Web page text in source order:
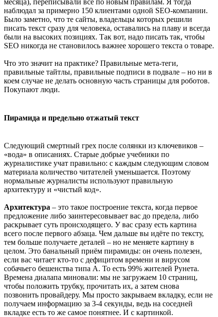
месяца), переписывали всё по новым правилам. Я тогда
наблюдал за примерно 150 клиентами одной SEO-компании.
Было заметно, что те сайты, владельцы которых решили
писать текст сразу для человека, оставались на плаву и всегда
были на высоких позициях. Так вот, надо писать так, чтобы
SEO никогда не становилось важнее хорошего текста о товаре.
Что это значит на практике? Правильные мета-теги,
правильные тайтлы, правильные подписи в подвале – но ни в
коем случае не делать основную часть страницы для роботов.
Покупают люди.
Пирамида и предельно отжатый текст
Следующий смертный грех после солянки из ключевиков –
«вода» в описаниях. Старые добрые учебники по
журналистике учат правильно: с каждым следующим словом
материала количество читателей уменьшается. Поэтому
нормальные журналисты используют правильную
архитектуру и «чистый код».
Архитектура – это такое построение текста, когда первое
предложение либо заинтересовывает вас до предела, либо
раскрывает суть происходящего. У вас сразу есть картина
всего после первого абзаца. Чем дальше вы идёте по тексту,
тем больше получаете деталей – но не меняете картину в
целом. Это банальный приём пирамиды: он очень полезен,
если вас читает кто-то с дефицитом времени и вирусом
собачьего бешенства типа А. То есть 99% жителей Рунета.
Времена диалапа миновали: мы не загружаем 10 страниц,
чтобы положить трубку, прочитать их, а затем снова
позвонить провайдеру. Мы просто закрываем вкладку, если не
получаем информацию за 3-4 секунды, ведь на соседней
вкладке есть то же самое понятнее. И с картинкой.